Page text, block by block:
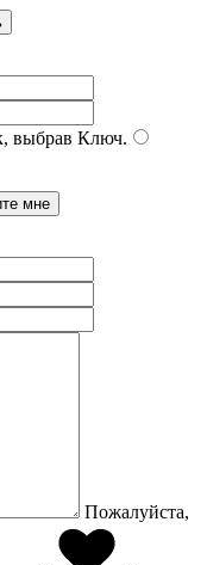
выбрав Ключ.
Пожалуйста,